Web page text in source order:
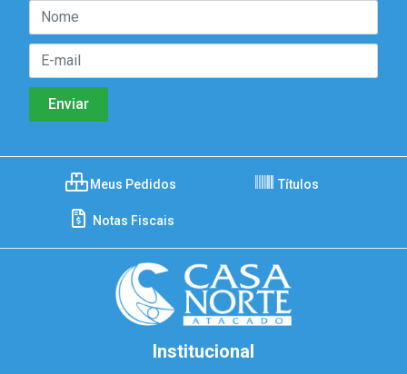
Meus Pedidos Títulos
Notas Fiscais
Institucional